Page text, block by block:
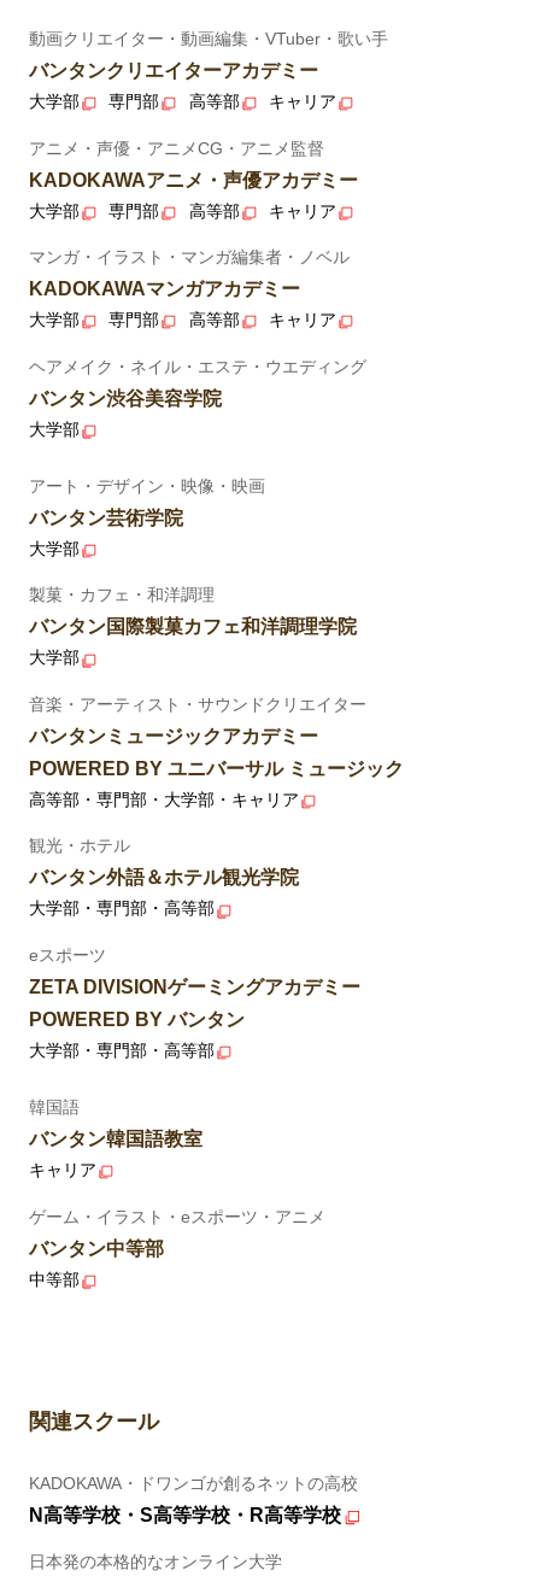
動画クリエイター・動画編集・VTuber・歌い手
バンタンクリエイターアカデミー
大学部 専門部 高等部 キャリア
アニメ・声優・アニメCG・アニメ監督
KADOKAWAアニメ・声優アカデミー
大学部 専門部 高等部 キャリア
マンガ・イラスト・マンガ編集者・ノベル
KADOKAWAマンガアカデミー
大学部 専門部 高等部 キャリア
ヘアメイク・ネイル・エステ・ウエディング
バンタン渋谷美容学院
大学部
アート・デザイン・映像・映画
バンタン芸術学院
大学部
製菓・カフェ・和洋調理
バンタン国際製菓カフェ和洋調理学院
大学部
音楽・アーティスト・サウンドクリエイター
バンタンミュージックアカデミー
POWERED BY ユニバーサル ミュージック
高等部・専門部・大学部・キャリア
観光・ホテル
バンタン外語＆ホテル観光学院
大学部・専門部・高等部
eスポーツ
ZETA DIVISIONゲーミングアカデミー
POWERED BY バンタン
大学部・専門部・高等部
韓国語
バンタン韓国語教室
キャリア
ゲーム・イラスト・eスポーツ・アニメ
バンタン中等部
中等部
関連スクール
KADOKAWA・ドワンゴが創るネットの高校
N高等学校・S高等学校・R高等学校
日本発の本格的なオンライン大学